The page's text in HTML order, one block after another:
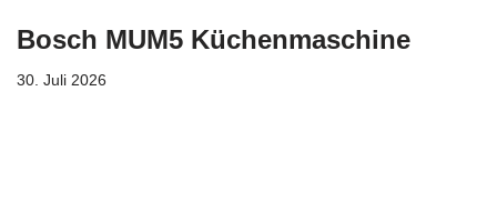
Bosch MUM5 Küchenmaschine
30. Juli 2026